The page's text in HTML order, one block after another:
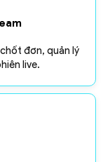
đơn, quản lý
live.